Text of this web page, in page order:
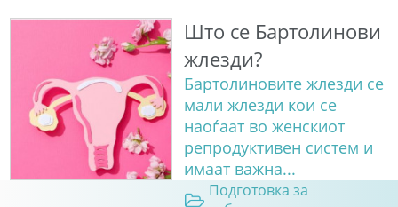
Што се Бартолинови
жлезди?
Бартолиновите жлезди се
мали жлезди кои се
наоѓаат во женскиот
репродуктивен систем и
имаат важна...
Подготовка за